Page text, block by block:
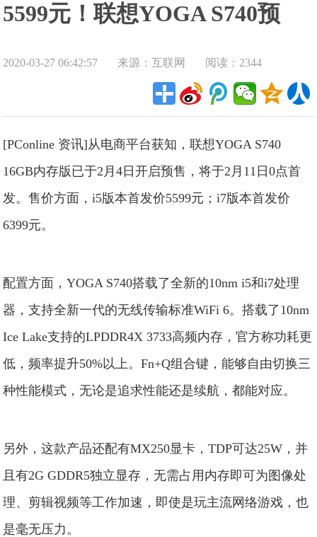
5599元！联想YOGA S740预
售：MX250+16GB内存
2020-03-27 06:42:57 来源：互联网 阅读：2344
[PConline 资讯]从电商平台获知，联想YOGA S740
16GB内存版已于2月4日开启预售，将于2月11日0点首
发。售价方面，i5版本首发价5599元；i7版本首发价
6399元。
配置方面，YOGA S740搭载了全新的10nm i5和i7处理
器，支持全新一代的无线传输标准WiFi 6。搭载了10nm
Ice Lake支持的LPDDR4X 3733高频内存，官方称功耗更
低，频率提升50%以上。Fn+Q组合键，能够自由切换三
种性能模式，无论是追求性能还是续航，都能对应。
另外，这款产品还配有MX250显卡，TDP可达25W，并
且有2G GDDR5独立显存，无需占用内存即可为图像处
理、剪辑视频等工作加速，即使是玩主流网络游戏，也
是毫无压力。